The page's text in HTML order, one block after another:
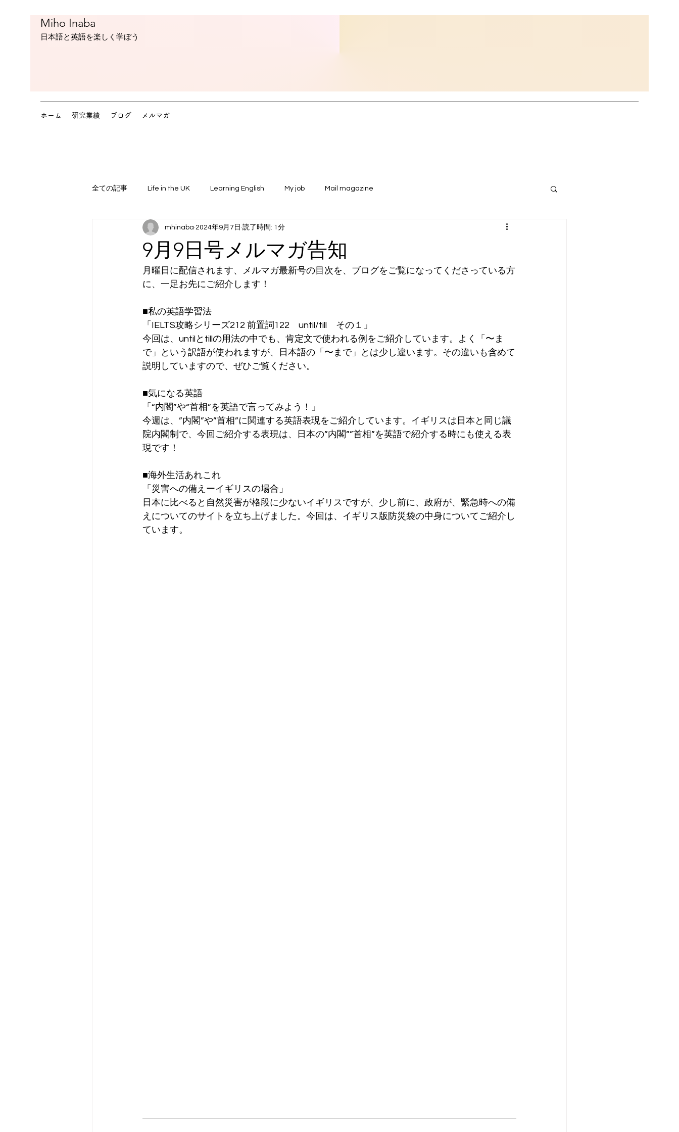
Miho Inaba
​日本語と英語を楽しく学ぼう
ホーム 研究業績 ブログ メルマガ
全ての記事 Life in the UK Learning English My job Mail magazine
9月9日号メルマガ告知
mhinaba 2024年9月7日 読了時間: 1分
月曜日に配信されます、メルマガ最新号の目次を、ブログをご覧になってくださっている方
に、一足お先にご紹介します！
■私の英語学習法
「IELTS攻略シリーズ212 前置詞122　until/till　その１」
今回は、untilとtillの用法の中でも、肯定文で使われる例をご紹介しています。よく「〜ま
で」という訳語が使われますが、日本語の「〜まで」とは少し違います。その違いも含めて
説明していますので、ぜひご覧ください。
■気になる英語
「“内閣”や“首相”を英語で言ってみよう！」
今週は、”内閣”や”首相”に関連する英語表現をご紹介しています。イギリスは日本と同じ議
院内閣制で、今回ご紹介する表現は、日本の”内閣””首相”を英語で紹介する時にも使える表
現です！
■海外生活あれこれ
「災害への備えーイギリスの場合」
日本に比べると自然災害が格段に少ないイギリスですが、少し前に、政府が、緊急時への備
えについてのサイトを立ち上げました。今回は、イギリス版防災袋の中身についてご紹介し
ています。